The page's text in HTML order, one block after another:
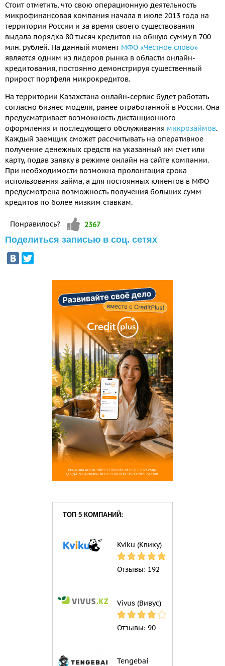
Стоит отметить, что свою операционную деятельность
микрофинансовая компания начала в июле 2013 года на
территории России и за время своего существования
выдала порядка 80 тысяч кредитов на общую сумму в 700
млн. рублей. На данный момент МФО «Честное слово»
является одним из лидеров рынка в области онлайн-
кредитования, постоянно демонстрируя существенный
прирост портфеля микрокредитов.
На территории Казахстана онлайн-сервис будет работать
согласно бизнес-модели, ранее отработанной в России. Она
предусматривает возможность дистанционного
оформления и последующего обслуживания микрозаймов.
Каждый заемщик сможет рассчитывать на оперативное
получение денежных средств на указанный им счет или
карту, подав заявку в режиме онлайн на сайте компании.
При необходимости возможна пролонгация срока
использования займа, а для постоянных клиентов в МФО
предусмотрена возможность получения больших сумм
кредитов по более низким ставкам.
Понравилось? Vote up!
2367
Поделиться записью в соц. сетях
ТОП 5 КОМПАНИЙ:
Kviku (Квику)
Отзывы: 192
Vivus (Вивус)
Отзывы: 90
Tengebai